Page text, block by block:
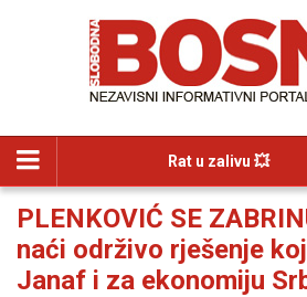
Rat u zalivu 💥
PLENKOVIĆ SE
naći održivo rješenje
Janaf i za ekonomiju